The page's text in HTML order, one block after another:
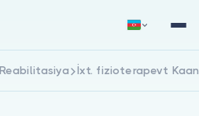
Daxil Ol
İxt. fizioterapevt